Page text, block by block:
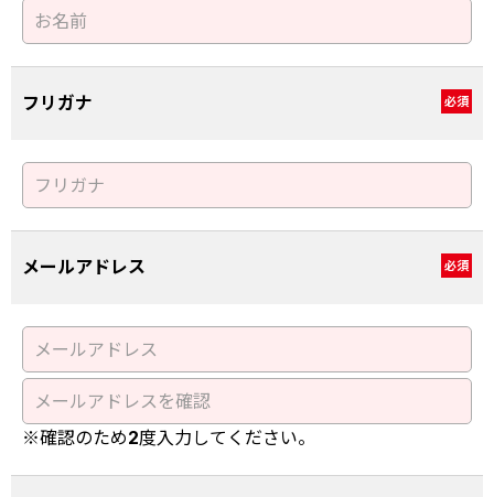
フリガナ 必須
メールアドレス 必須
※確認のため2度入力してください。